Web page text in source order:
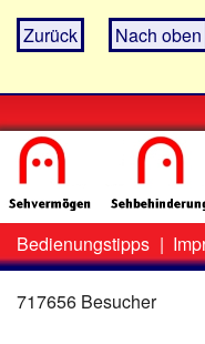
Zurück Nach oben
Zweit-
Menü
Bedienungstipps |
717656 Besucher